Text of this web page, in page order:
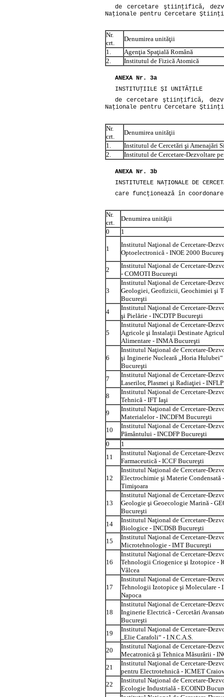
de cercetare ştiinţifică,
Naţionale pentru Cercetare
Nr.
crt.
Denumirea unităţii
1.
Agenţia Spaţială Română
2.
Institutul de Fizică Atomică
ANEXA Nr. 3a
INSTITUŢIILE ŞI UNITĂŢILE
de cercetare ştiinţifică,
Naţionale pentru Cercetare
Nr.
crt.
Denumirea unităţii
1.
Institutul de Cercetări şi Amenajări
2.
Institutul de Cercetare-Dezvoltare
ANEXA Nr. 3b
INSTITUTELE NAŢIONALE DE
care funcţionează în
Nr.
crt.
Denumirea unităţii
0
1
1
Institutul Naţional de Cercetare-
Optoelectronică - INOE 2000
2
Institutul Naţional de Cercetare-
- COMOTI Bucureşti
3
Institutul Naţional de Cercetare-
Geologiei, Geofizicii, Geochimiei şi
Bucureşti
4
Institutul Naţional de Cercetare-
şi Pielărie - INCDTP Bucureşti
5
Institutul Naţional de Cercetare-
Agricole şi Instalaţii Destinate
Alimentare - INMA Bucureşti
6
Institutul Naţional de Cercetare-
şi Inginerie Nucleară „Horia
Bucureşti
7
Institutul Naţional de Cercetare-
Laserilor, Plasmei şi Radiaţiei -
8
Institutul Naţional de Cercetare-
Tehnică - IFT Iaşi
9
Institutul Naţional de Cercetare-
Materialelor - INCDFM Bucureşti
10
Institutul Naţional de Cercetare-
Pământului - INCDFP Bucureşti
0
1
11
Institutul Naţional de Cercetare-
Farmaceutică - ICCF Bucureşti
12
Institutul Naţional de Cercetare-
Electrochimie şi Materie Condensată
Timişoara
13
Institutul Naţional de Cercetare-
Geologie şi Geoecologie Marină -
Bucureşti
14
Institutul Naţional de Cercetare-
Biologice - INCDSB Bucureşti
15
Institutul Naţional de Cercetare-
Microtehnologie - IMT Bucureşti
16
Institutul Naţional de Cercetare-
Tehnologii Criogenice şi Izotopice -
Vâlcea
17
Institutul Naţional de Cercetare-
Tehnologii Izotopice şi Moleculare -
Napoca
18
Institutul Naţional de Cercetare-
Inginerie Electrică - Cercetări
Bucureşti
19
Institutul Naţional de Cercetare-
„Elie Carafoli“ - I.N.C.A.S.
20
Institutul Naţional de Cercetare-
Mecatronică şi Tehnica Măsurării -
21
Institutul Naţional de Cercetare-
pentru Electrotehnică - ICMET
22
Institutul Naţional de Cercetare-
Ecologie Industrială - ECOIND